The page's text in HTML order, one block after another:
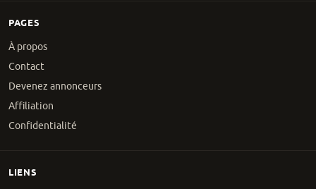
PAGES
À propos
Contact
Devenez annonceurs
Affiliation
Confidentialité
LIENS